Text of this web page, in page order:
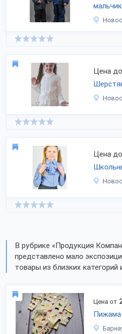
Цена
Цена
В рубрике «Продукция
представлено мало
товары из близких категорий
Цена от
Пижама